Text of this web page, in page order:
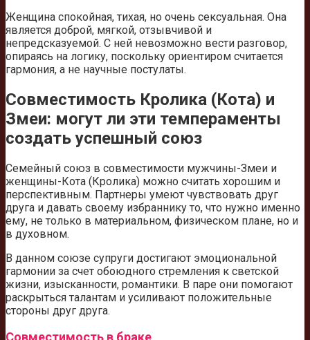
Женщина спокойная, тихая, но очень сексуальная. Она
является доброй, мягкой, отзывчивой и
непредсказуемой. С ней невозможно вести разговор,
опираясь на логику, поскольку ориентиром считается
гармония, а не научные постулаты.
Совместимость Кролика (Кота) и
Змеи: могут ли эти темпераменты
создать успешный союз
Семейный союз в совместимости мужчины-Змеи и
женщины-Кота (Кролика) можно считать хорошим и
перспективным. Партнеры умеют чувствовать друг
друга и давать своему избраннику то, что нужно именно
ему, не только в материальном, физическом плане, но и
в духовном.
В данном союзе супруги достигают эмоциональной
гармонии за счет обоюдного стремления к светской
жизни, изысканности, романтики. В паре они помогают
раскрыться талантам и усиливают положительные
стороны друг друга.
Совместимость в браке